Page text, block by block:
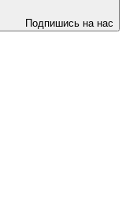
Подпишись на нас